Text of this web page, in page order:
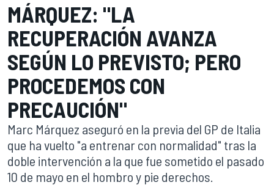
MÁRQUEZ: "LA
RECUPERACIÓN AVANZA
SEGÚN LO PREVISTO; PERO
PROCEDEMOS CON
PRECAUCIÓN"
Marc Márquez aseguró en la previa del GP de Italia
que ha vuelto "a entrenar con normalidad" tras la
doble intervención a la que fue sometido el pasado
10 de mayo en el hombro y pie derechos.